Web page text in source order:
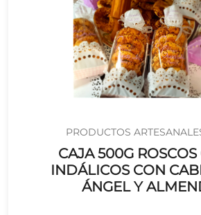
PRODUCTOS
CAJA 500G
INDÁLICOS CON
ÁNGEL Y